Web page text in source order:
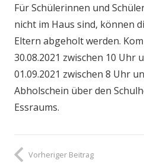
Für Schülerinnen und
nicht im Haus sind, können
Eltern abgeholt werden.
30.08.2021 zwischen 10 Uhr
01.09.2021 zwischen 8 Uhr
Abholschein über den
Essraums.
Vorheriger Beitrag